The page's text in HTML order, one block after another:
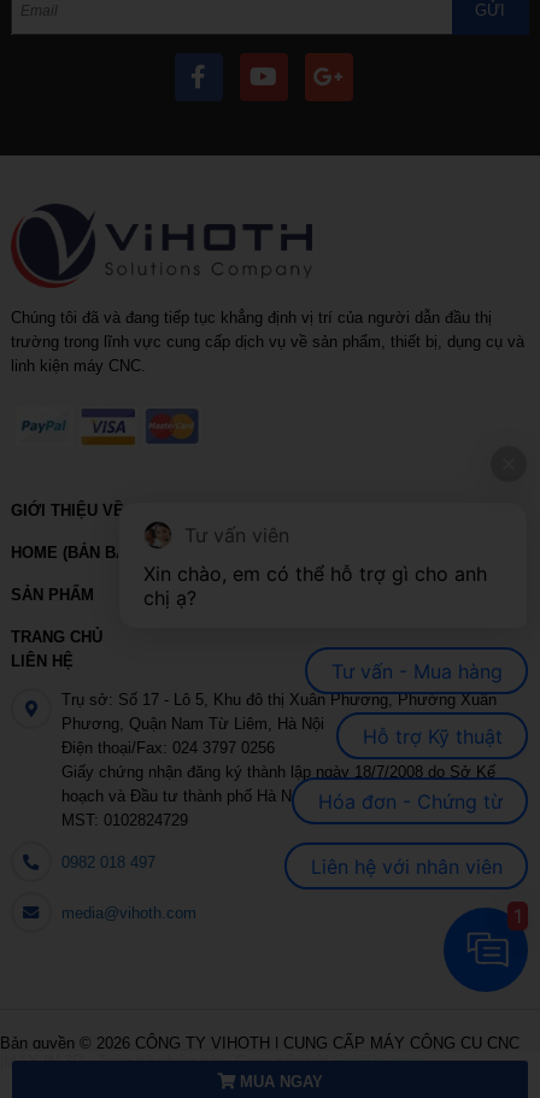
MUA NGAY
GỬI
Chúng tôi đã và đang tiếp tục khẳng định vị trí của người dẫn đầu thị
trường trong lĩnh vực cung cấp dịch vụ về sản phẩm, thiết bị, dụng cụ và
linh kiện máy CNC.
GIỚI THIỆU VỀ VIHOTH
HOME (BẢN BACKUP – VUI LÒNG KHÔNG SỬA XÓA)
SẢN PHẨM
TRANG CHỦ
LIÊN HỆ
Trụ sở: Số 17 - Lô 5, Khu đô thị Xuân Phương, Phường Xuân
Phương, Quận Nam Từ Liêm, Hà Nội
Điện thoại/Fax: 024 3797 0256
Giấy chứng nhận đăng ký thành lập ngày 18/7/2008 do Sở Kế
hoạch và Đầu tư thành phố Hà Nội cấp
MST: 0102824729
0982 018 497
media@vihoth.com
Bản quyền © 2026 CÔNG TY VIHOTH | CUNG CẤP MÁY CÔNG CỤ CNC
|MÁY IN 3D- Toàn bộ phiên bản.Cung cấp bởiEchBay.com
Tư vấn viên
Xin chào, em có thể hỗ trợ gì cho anh
chị ạ?
Tư vấn - Mua hàng
Hỗ trợ Kỹ thuật
Hóa đơn - Chứng từ
Liên hệ với nhân viên
1